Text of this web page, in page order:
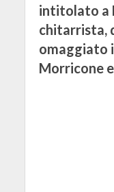
intitolato a
chitarrista,
omaggiato
Morricone